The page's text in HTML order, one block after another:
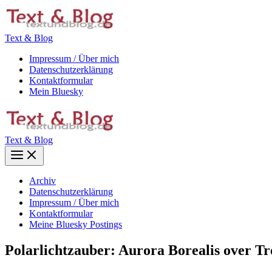
Zum
Inhalt
Text & Blog
Impressum / Über mich
Datenschutzerklärung
Kontaktformular
Mein Bluesky
Text & Blog
Main
Menu
Archiv
Datenschutzerklärung
Impressum / Über mich
Kontaktformular
Meine Bluesky Postings
Polarlichtzauber: Aurora Borealis over